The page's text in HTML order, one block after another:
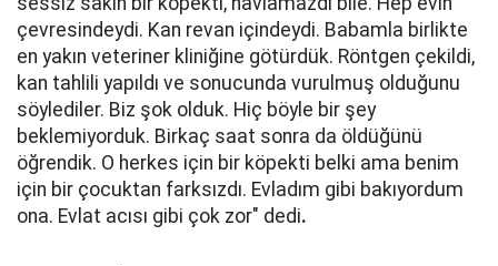
çevresindeydi. Kan revan içindeydi. Babamla birlikte
en yakın veteriner kliniğine götürdük. Röntgen çekildi,
kan tahlili yapıldı ve sonucunda vurulmuş olduğunu
söylediler. Biz şok olduk. Hiç böyle bir şey
beklemiyorduk. Birkaç saat sonra da öldüğünü
öğrendik. O herkes için bir köpekti belki ama benim
için bir çocuktan farksızdı. Evladım gibi bakıyordum
ona. Evlat acısı gibi çok zor" dedi.